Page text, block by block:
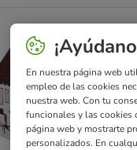
En nuestra página web
empleo de las cookies
nuestra web. Con tu
funcionales y las cookies
página web y mostrarte
personalizados. En